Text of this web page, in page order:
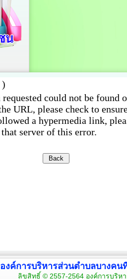
องค์การบริหารส่วนตำบลบางคน
ลิขสิทธิ์ © 2557-2564 องค์การบริ